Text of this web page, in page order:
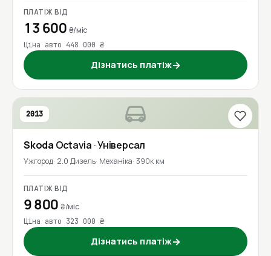
ПЛАТІЖ ВІД
13 600 ₴/міс
Ціна авто 448 000 ₴
Дізнатись платіж→
2013
Skoda Octavia · Універсал
Ужгород 2.0 Дизель Механіка 390к км
ПЛАТІЖ ВІД
9 800₴/міс
Ціна авто 323 000 ₴
Дізнатись платіж→